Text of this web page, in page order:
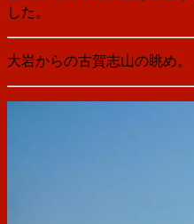
した。
大岩からの古賀志山の眺め。